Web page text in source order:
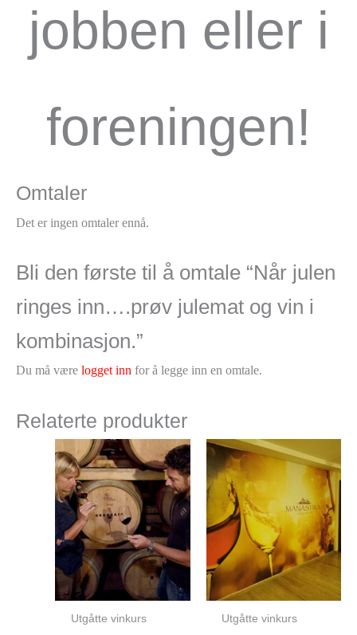
jobben eller i
foreningen!
Omtaler
Det er ingen omtaler ennå.
Bli den første til å omtale “Når julen
ringes inn….prøv julemat og vin i
kombinasjon.”
Du må være logget inn for å legge inn en omtale.
Relaterte produkter
Utgåtte vinkurs Utgåtte vinkurs